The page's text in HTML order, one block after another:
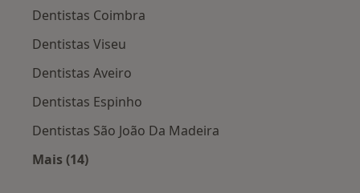
Dentistas Coimbra
Dentistas Viseu
Dentistas Aveiro
Dentistas Espinho
Dentistas São João Da Madeira
Mais (14)